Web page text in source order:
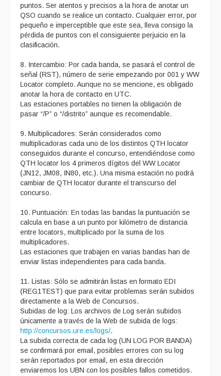
puntos. Ser atentos y precisos a la hora de anotar un
QSO cuando se realice un contacto. Cualquier error, por
pequeño e imperceptible que este sea, lleva consigo la
pérdida de puntos con el consiguiente perjuicio en la
clasificación.
8. Intercambio: Por cada banda, se pasará el control de
señal (RST), número de serie empezando por 001 y WW
Locator completo. Aunque no se mencione, es obligado
anotar la hora de contacto en UTC.
Las estaciones portables no tienen la obligación de
pasar “/P” o “/distrito” aunque es recomendable.
9. Multiplicadores: Serán considerados como
multiplicadoras cada uno de los distintos QTH locator
conseguidos durante el concurso, entendiéndose como
QTH locator los 4 primeros dígitos del WW Locator
(JN12, JM08, IN80, etc.). Una misma estación no podrá
cambiar de QTH locator durante el transcurso del
concurso.
10. Puntuación: En todas las bandas la puntuación se
calcula en base a un punto por kilómetro de distancia
entre locators, multiplicado por la suma de los
multiplicadores.
Las estaciones que trabajen en varias bandas han de
enviar listas independientes para cada banda.
11. Listas: Sólo se admitirán listas en formato EDI
(REG1TEST) que para evitar problemas serán subidos
directamente a la Web de Concursos.
Subidas de log: Los archivos de Log serán subidos
únicamente a través de la Web de subida de logs:
http://concursos.ure.es/logs/.
La subida correcta de cada log (UN LOG POR BANDA)
se confirmará por email, posibles errores con su log
serán reportados por email, en esta dirección
enviaremos los UBN con los posibles fallos cometidos.